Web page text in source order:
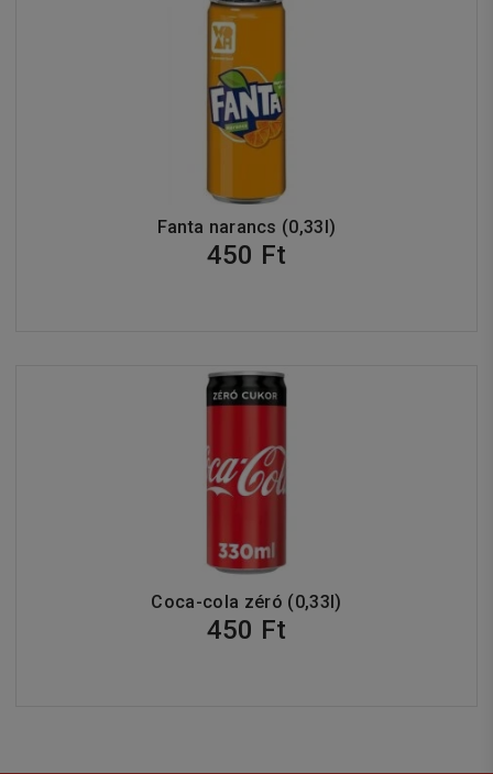
Fanta narancs (0,33l)
450 Ft
Coca-cola zéró (0,33l)
450 Ft